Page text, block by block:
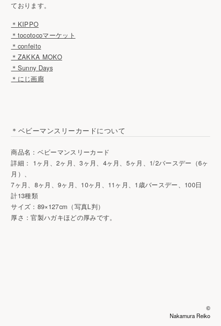
ております。
＊KIPPO
＊tocotocoマーケット
＊confeito
＊ZAKKA MOKO
＊Sunny Days
＊にじ画廊
＊ベビーマンスリーカードについて
商品名：ベビーマンスリーカード
詳細： 1ヶ月、2ヶ月、3ヶ月、4ヶ月、5ヶ月、1/2バースデー（6ヶ
月）、
7ヶ月、8ヶ月、9ヶ月、10ヶ月、11ヶ月、1歳バースデー、100日
計13種類
サイズ：89×127cm（写真L判）
厚さ：官製ハガキほどの厚みです。